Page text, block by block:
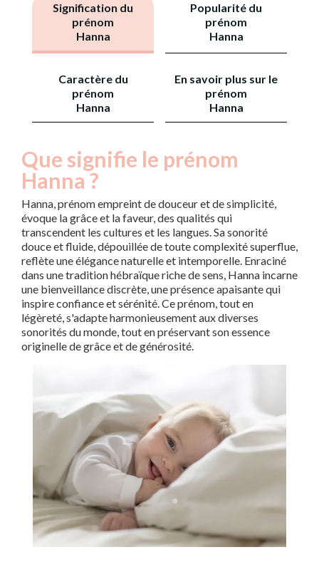
Signification du
prénom
Hanna
Popularité du
prénom
Hanna
Caractère du
prénom
Hanna
En savoir plus sur le
prénom
Hanna
Que signifie le prénom
Hanna ?
Hanna, prénom empreint de douceur et de simplicité,
évoque la grâce et la faveur, des qualités qui
transcendent les cultures et les langues. Sa sonorité
douce et fluide, dépouillée de toute complexité superflue,
reflète une élégance naturelle et intemporelle. Enraciné
dans une tradition hébraïque riche de sens, Hanna incarne
une bienveillance discrète, une présence apaisante qui
inspire confiance et sérénité. Ce prénom, tout en
légèreté, s'adapte harmonieusement aux diverses
sonorités du monde, tout en préservant son essence
originelle de grâce et de générosité.